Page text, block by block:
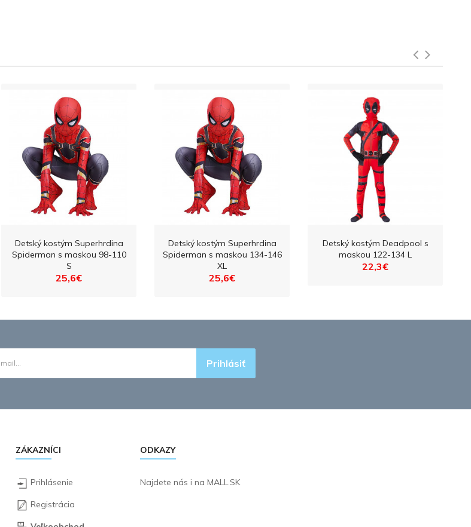
Detský kostým Superhrdina
Spiderman s maskou 98-110
S
25,6€
Detský kostým Superhrdina
Spiderman s maskou 134-146
XL
25,6€
Detský kostým Deadpool s
maskou 122-134 L
22,3€
Prihlásiť
ZÁKAZNÍCI
Prihlásenie
Registrácia
ODKAZY
Najdete nás i naMALL.SK